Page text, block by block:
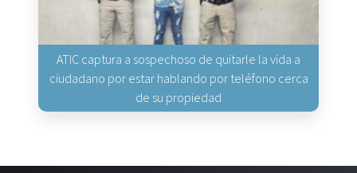
ATIC captura a sospechoso de quitarle la vida a
ciudadano por estar hablando por teléfono cerca
de su propiedad